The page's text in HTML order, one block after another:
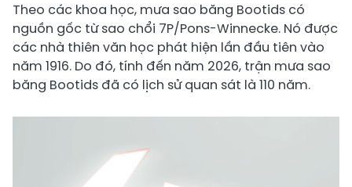
Theo các khoa học, mưa sao băng Bootids có
nguồn gốc từ sao chổi 7P/Pons-Winnecke. Nó được
các nhà thiên văn học phát hiện lần đầu tiên vào
năm 1916. Do đó, tính đến năm 2026, trận mưa sao
băng Bootids đã có lịch sử quan sát là 110 năm.